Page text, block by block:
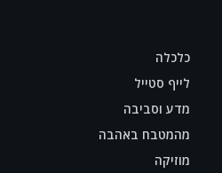
כלכלה
לייף סטייל
מדע וסביבה
מהמטבח באהבה
מוזיקה